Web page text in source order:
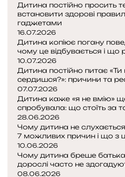
Дитина постійно просить
встановити здорові
гаджетами
16.07.2026
Дитина копіює погану
чому це відбувається і що
10.07.2026
Дитина постійно питає
сердишся?»: причини та
07.07.2026
Дитина каже «я не вмію»
спробувала: що стоїть за
28.06.2026
Чому дитина не
7 можливих причин і що з
10.06.2026
Чому дитина бреше
дорослі часто не
08.06.2026